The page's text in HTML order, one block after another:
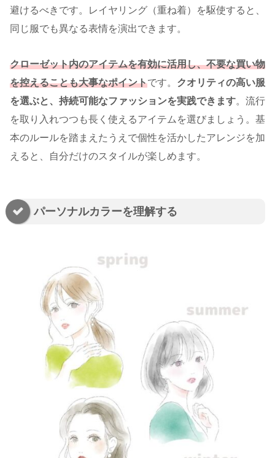
避けるべきです。レイヤリング（重ね着）を駆使すると、
同じ服でも異なる表情を演出できます。
クローゼット内のアイテムを有効に活用し、不要な買い物
を控えることも大事なポイントです。 クオリティの高い服
を選ぶと、持続可能なファッションを実践できます。流行
を取り入れつつも長く使えるアイテムを選びましょう。基
本のルールを踏まえたうえで個性を活かしたアレンジを加
えると、自分だけのスタイルが楽しめます。
パーソナルカラーを理解する